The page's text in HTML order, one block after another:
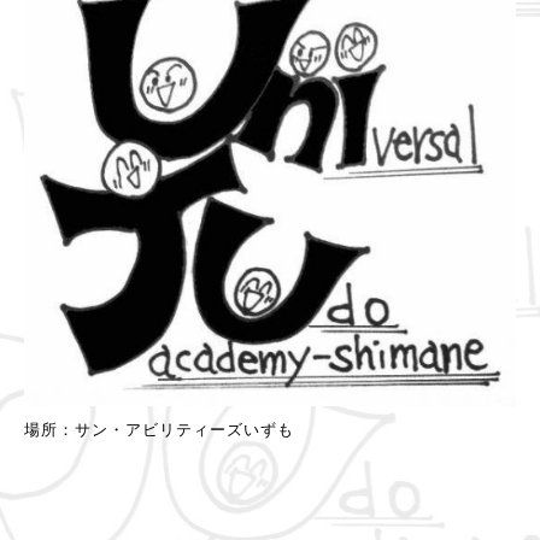
場所：サン・アビリティーズいずも